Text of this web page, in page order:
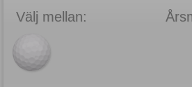
Välj mellan: